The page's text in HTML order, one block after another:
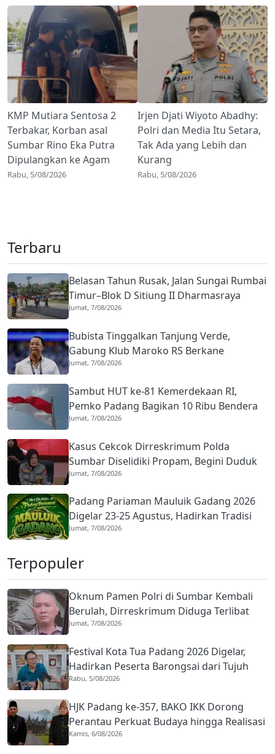
KMP Mutiara Sentosa 2
Terbakar, Korban asal
Sumbar Rino Eka Putra
Dipulangkan ke Agam
Rabu, 5/08/2026
Irjen Djati Wiyoto Abadhy:
Polri dan Media Itu Setara,
Tak Ada yang Lebih dan
Kurang
Rabu, 5/08/2026
Terbaru
Belasan Tahun Rusak, Jalan Sungai Rumbai
Timur–Blok D Sitiung II Dharmasraya
Mulai Diaspal
Jumat, 7/08/2026
Bubista Tinggalkan Tanjung Verde,
Gabung Klub Maroko RS Berkane
Jumat, 7/08/2026
Sambut HUT ke-81 Kemerdekaan RI,
Pemko Padang Bagikan 10 Ribu Bendera
Merah Putih
Jumat, 7/08/2026
Kasus Cekcok Dirreskrimum Polda
Sumbar Diselidiki Propam, Begini Duduk
Perkaranya
Jumat, 7/08/2026
Padang Pariaman Mauluik Gadang 2026
Digelar 23-25 Agustus, Hadirkan Tradisi
Islam dan Budaya Minangkabau
Jumat, 7/08/2026
Terpopuler
Oknum Pamen Polri di Sumbar Kembali
Berulah, Dirreskrimum Diduga Terlibat
Kekerasan dengan Seorang Sopir
Jumat, 7/08/2026
Festival Kota Tua Padang 2026 Digelar,
Hadirkan Peserta Barongsai dari Tujuh
Negara
Rabu, 5/08/2026
HJK Padang ke-357, BAKO IKK Dorong
Perantau Perkuat Budaya hingga Realisasi
Kota Gastronomi
Kamis, 6/08/2026